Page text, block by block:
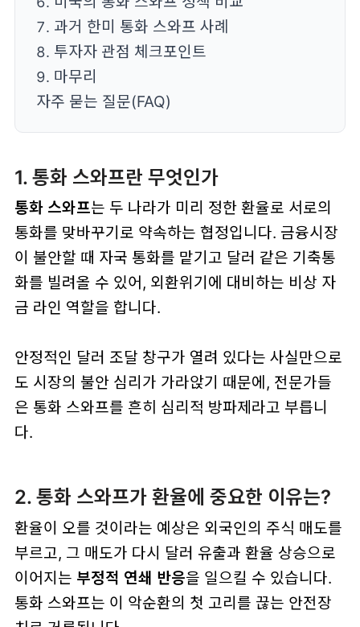
과거 한미 통화 스와프 사례
투자자 관점 체크포인트
마무리
자주 묻는 질문(FAQ)
1. 통화 스와프란 무엇인가
통화 스와프는 두 나라가 미리 정한 환율로 서로의
통화를 맞바꾸기로 약속하는 협정입니다. 금융시장
이 불안할 때 자국 통화를 맡기고 달러 같은 기축통
화를 빌려올 수 있어, 외환위기에 대비하는 비상 자
금 라인 역할을 합니다.
안정적인 달러 조달 창구가 열려 있다는 사실만으로
도 시장의 불안 심리가 가라앉기 때문에, 전문가들
은 통화 스와프를 흔히 심리적 방파제라고 부릅니
다.
2. 통화 스와프가 환율에 중요한 이유는?
환율이 오를 것이라는 예상은 외국인의 주식 매도를
부르고, 그 매도가 다시 달러 유출과 환율 상승으로
이어지는 부정적 연쇄 반응을 일으킬 수 있습니다.
통화 스와프는 이 악순환의 첫 고리를 끊는 안전장